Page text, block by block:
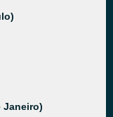
Janeiro)